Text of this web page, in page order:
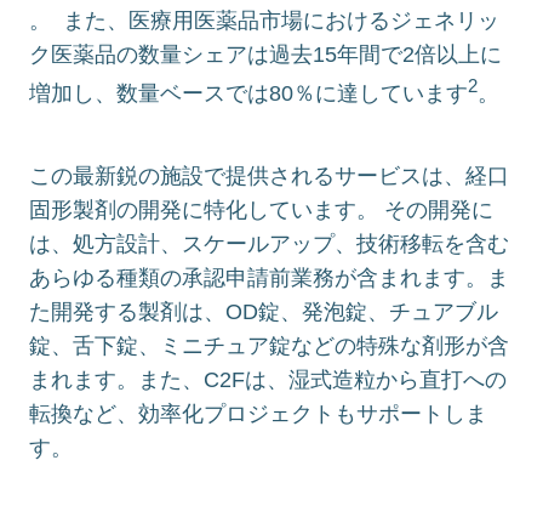
。 また、医療用医薬品市場におけるジェネリッ
ク医薬品の数量シェアは過去15年間で2倍以上に
増加し、数量ベースでは80％に達しています2。
この最新鋭の施設で提供されるサービスは、経口
固形製剤の開発に特化しています。 その開発に
は、処方設計、スケールアップ、技術移転を含む
あらゆる種類の承認申請前業務が含まれます。ま
た開発する製剤は、OD錠、発泡錠、チュアブル
錠、舌下錠、ミニチュア錠などの特殊な剤形が含
まれます。また、C2Fは、湿式造粒から直打への
転換など、効率化プロジェクトもサポートしま
す。